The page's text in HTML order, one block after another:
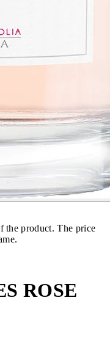
the product. The price
ROSE